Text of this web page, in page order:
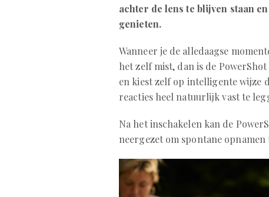
achter de lens te blijven staan
genieten.
Wanneer je de alledaagse
het zelf mist, dan is de
en kiest zelf op intelligente wijze
reacties heel natuurlijk vast te
Na het inschakelen kan de
neergezet om spontane opnamen